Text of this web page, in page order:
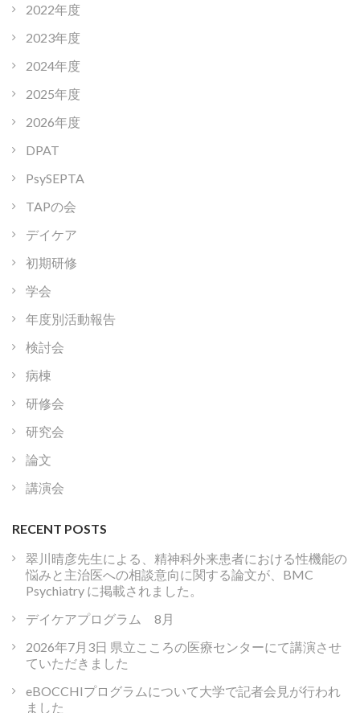
2022年度
2023年度
2024年度
2025年度
2026年度
DPAT
PsySEPTA
TAPの会
デイケア
初期研修
学会
年度別活動報告
検討会
病棟
研修会
研究会
論文
講演会
RECENT POSTS
翠川晴彦先生による、精神科外来患者における性機能の
悩みと主治医への相談意向に関する論文が、BMC
Psychiatry に掲載されました。
デイケアプログラム 8月
2026年7月3日 県立こころの医療センターにて講演させ
ていただきました
eBOCCHIプログラムについて大学で記者会見が行われ
ました